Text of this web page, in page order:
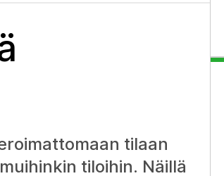
tilaan
tiloihin. Näillä